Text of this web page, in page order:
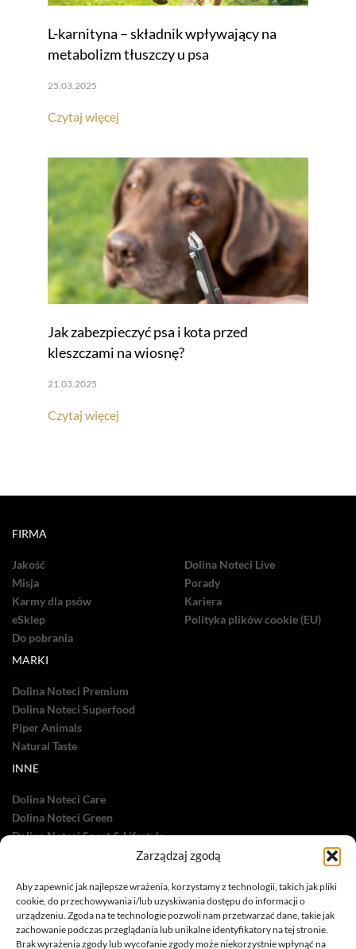
Zarządzaj zgodą
Aby zapewnić jak najlepsze wrażenia, korzystamy z technologii, takich jak pliki
cookie, do przechowywania i/lub uzyskiwania dostępu do informacji o
urządzeniu. Zgoda na te technologie pozwoli nam przetwarzać dane, takie jak
zachowanie podczas przeglądania lub unikalne identyfikatory na tej stronie.
Brak wyrażenia zgody lub wycofanie zgody może niekorzystnie wpłynąć na
L-karnityna – składnik wpływający na
metabolizm tłuszczy u psa
25.03.2025
Czytaj więcej
Jak zabezpieczyć psa i kota przed
kleszczami na wiosnę?
21.03.2025
Czytaj więcej
FIRMA
Jakość
Misja
Karmy dla psów
eSklep
Do pobrania
Dolina Noteci Live
Porady
Kariera
Polityka plików cookie (EU)
MARKI
Dolina Noteci Premium
Dolina Noteci Superfood
Piper Animals
Natural Taste
INNE
Dolina Noteci Care
Dolina Noteci Green
Dolina Noteci Sport & Lifestyle